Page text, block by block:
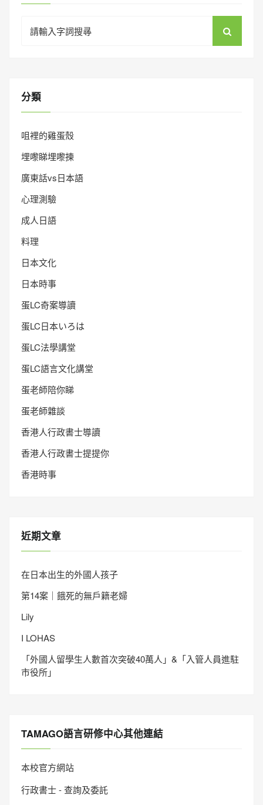
for:
分類
咀裡的雞蛋殼
埋嚟睇埋嚟揀
廣東話vs日本語
心理測驗
成人日語
料理
日本文化
日本時事
蛋LC奇案導讀
蛋LC日本いろは
蛋LC法學講堂
蛋LC語言文化講堂
蛋老師陪你睇
蛋老師雜談
香港人行政書士導讀
香港人行政書士提提你
香港時事
近期文章
在日本出生的外國人孩子
第14案｜餓死的無戶籍老婦
Lily
I LOHAS
「外國人留學生人數首次突破40萬人」&「入管人員進駐
市役所」
TAMAGO語言研修中心其他連結
本校官方網站
行政書士 - 查詢及委託